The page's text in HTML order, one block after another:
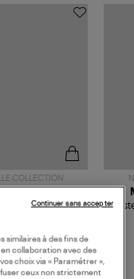
COLLECTION
Killian Sport
similaires à des fins de
collaboration avec des
choix via « Paramétrer »,
ceux non strictement
Continuer sans accepter